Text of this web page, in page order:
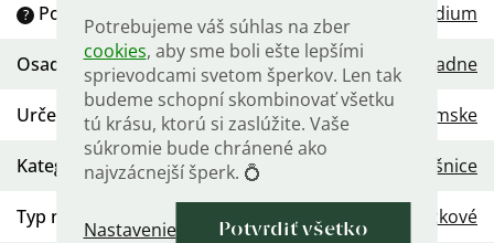
Potrebujeme váš súhlas na zber
cookies, aby sme boli ešte lepšími
sprievodcami svetom šperkov. Len tak
budeme schopní skombinovať všetku
tú krásu, ktorú si zaslúžite. Vaše
súkromie bude chránené ako
najvzácnejší šperk. 💍
Nastavenie Potvrdiť všetko
? Povrchová úprava Rhodium
Osadenie: Žiadne
Určenie : Dámske
Kategória: Náušnice
Typ náušníc Visiace Retiazkové